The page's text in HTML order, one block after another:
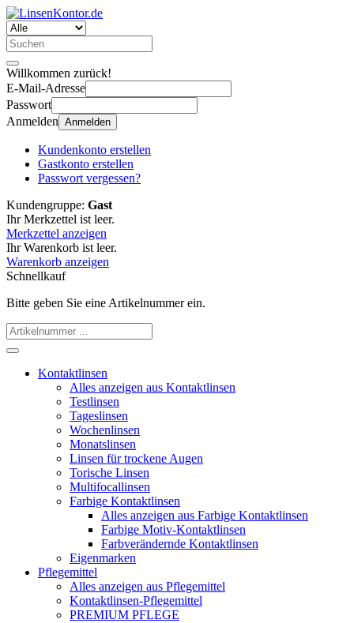
Willkommen zurück!
E-Mail-Adresse
Passwort
Anmelden Anmelden
Kundenkonto erstellen
Gastkonto erstellen
Passwort vergessen?
Kundengruppe: Gast
Ihr Merkzettel ist leer.
Merkzettel anzeigen
Ihr Warenkorb ist leer.
Warenkorb anzeigen
Schnellkauf
Bitte geben Sie eine Artikelnummer ein.
Kontaktlinsen
Alles anzeigen aus Kontaktlinsen
Testlinsen
Tageslinsen
Wochenlinsen
Monatslinsen
Linsen für trockene Augen
Torische Linsen
Multifocallinsen
Farbige Kontaktlinsen
Alles anzeigen aus Farbige Kontaktlinsen
Farbige Motiv-Kontaktlinsen
Farbverändernde Kontaktlinsen
Eigenmarken
Pflegemittel
Alles anzeigen aus Pflegemittel
Kontaktlinsen-Pflegemittel
PREMIUM PFLEGE